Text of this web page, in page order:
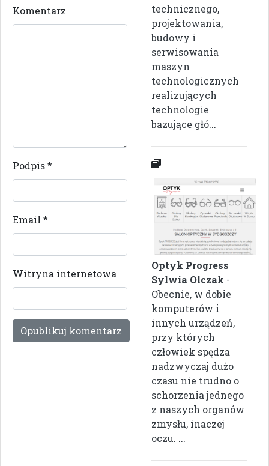
Komentarz
Podpis*
Email *
Witryna internetowa
technicznego,
projektowania,
budowy i
serwisowania
maszyn
technologicznych
realizujących
technologie
bazujące głó...
Optyk Progress
Sylwia Olczak -
Obecnie, w dobie
komputerów i
innych urządzeń,
przy których
człowiek spędza
nadzwyczaj dużo
czasu nie trudno o
schorzenia jednego
z naszych organów
zmysłu, inaczej
oczu. ...